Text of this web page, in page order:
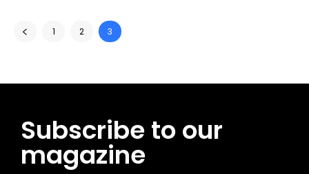
1 2 3
Subscribe to our
magazine